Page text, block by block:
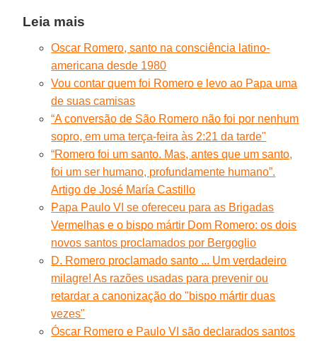
Leia mais
Oscar Romero, santo na consciência latino-
americana desde 1980
Vou contar quem foi Romero e levo ao Papa uma
de suas camisas
“A conversão de São Romero não foi por nenhum
sopro, em uma terça-feira às 2:21 da tarde"
“Romero foi um santo. Mas, antes que um santo,
foi um ser humano, profundamente humano”.
Artigo de José María Castillo
Papa Paulo VI se ofereceu para as Brigadas
Vermelhas e o bispo mártir Dom Romero: os dois
novos santos proclamados por Bergoglio
D. Romero proclamado santo ... Um verdadeiro
milagre! As razões usadas para prevenir ou
retardar a canonização do "bispo mártir duas
vezes"
Óscar Romero e Paulo VI são declarados santos